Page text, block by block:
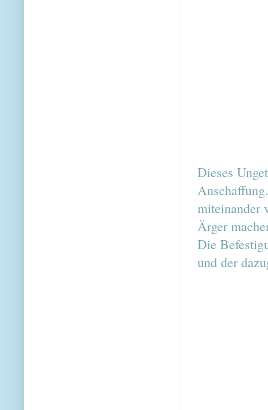
Dieses
miteinander
Ärger
Die
und der